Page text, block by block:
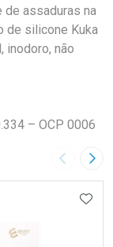
de assaduras na
de silicone Kuka
inodoro, não
– OCP 0006
Imagem
FAVORITOS